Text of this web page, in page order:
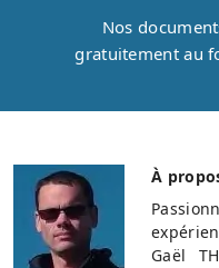
Nos
gratuitement au
À
Gaël